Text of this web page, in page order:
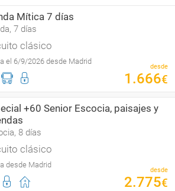
Mítica 7 días
7 días
clásico
el 6/9/2026 desde Madrid
desde
1 .666€
+60 Senior Escocia, paisajes y
8 días
clásico
desde Madrid
desde
2.775€